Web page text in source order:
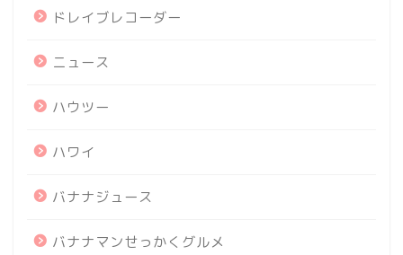
ドレイブレコーダー
ニュース
ハウツー
ハワイ
バナナジュース
バナナマンせっかくグルメ